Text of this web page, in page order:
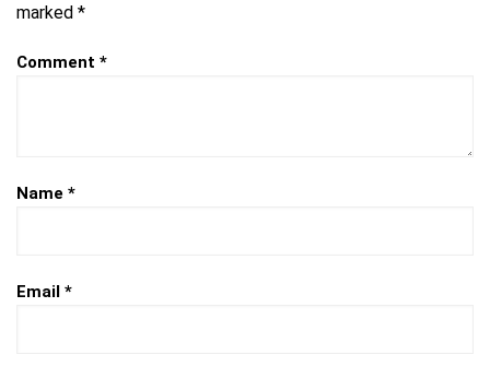
marked *
Comment *
Name *
Email *